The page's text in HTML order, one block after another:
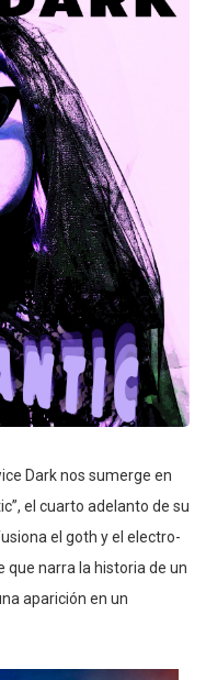
Dark nos sumerge en
el cuarto adelanto de su
el goth y el electro-
narra la historia de un
aparición en un